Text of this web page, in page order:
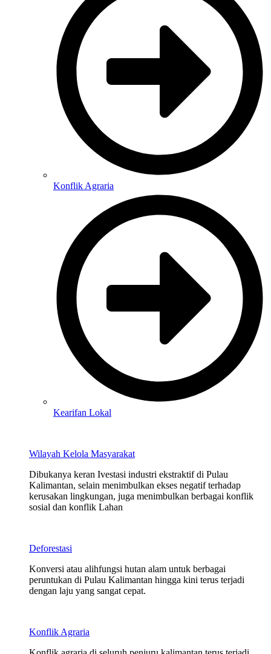
Konflik Agraria
Kearifan Lokal
Wilayah Kelola Masyarakat
Dibukanya keran Ivestasi industri ekstraktif di Pulau
Kalimantan, selain menimbulkan ekses negatif terhadap
kerusakan lingkungan, juga menimbulkan berbagai konflik
sosial dan konflik Lahan
Deforestasi
Konversi atau alihfungsi hutan alam untuk berbagai
peruntukan di Pulau Kalimantan hingga kini terus terjadi
dengan laju yang sangat cepat.
Konflik Agraria